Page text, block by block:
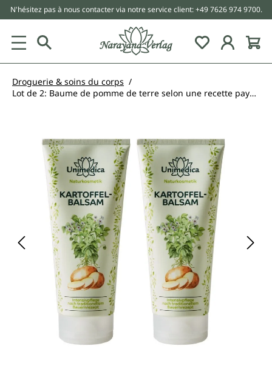
principal
N'hésitez pas à nous contacter via notre service client: +49 7626 974 9700.
Droguerie & soins du corps
Lot de 2: Baume de pomme de terre selon une recette paysanne traditionnelle - 2 x 200 ml - par Unimedica